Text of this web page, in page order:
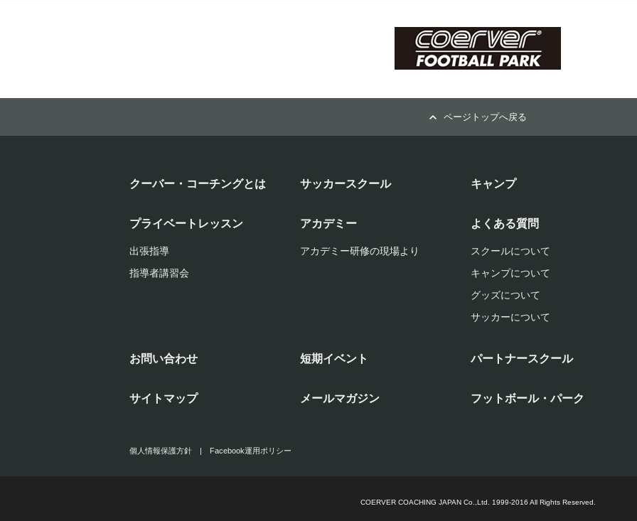
ページトップへ戻る
クーバー・コーチングとは サッカースクール キャンプ
プライベートレッスン
出張指導
指導者講習会
アカデミー
アカデミー研修の現場より
よくある質問
スクールについて
キャンプについて
グッズについて
サッカーについて
お問い合わせ 短期イベント パートナースクール
サイトマップ メールマガジン フットボール・パーク
個人情報保護方針 | Facebook運用ポリシー
COERVER COACHING JAPAN Co.,Ltd. 1999-2016 All Rights Reserved.